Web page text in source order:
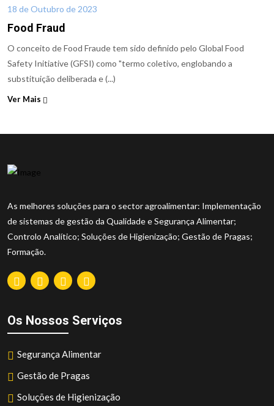
18 de Outubro de 2023
Food Fraud
O conceito de Food Fraude tem sido definido pelo Global Food
Safety Initiative (GFSI) como "termo coletivo, englobando a
substituição deliberada e (...)
Ver Mais
As melhores soluções para o sector agroalimentar: Implementação
de sistemas de gestão da Qualidade e Segurança Alimentar;
Controlo Analítico; Soluções de Higienização; Gestão de Pragas;
Formação.
Os Nossos Serviços
Segurança Alimentar
Gestão de Pragas
Soluções de Higienização